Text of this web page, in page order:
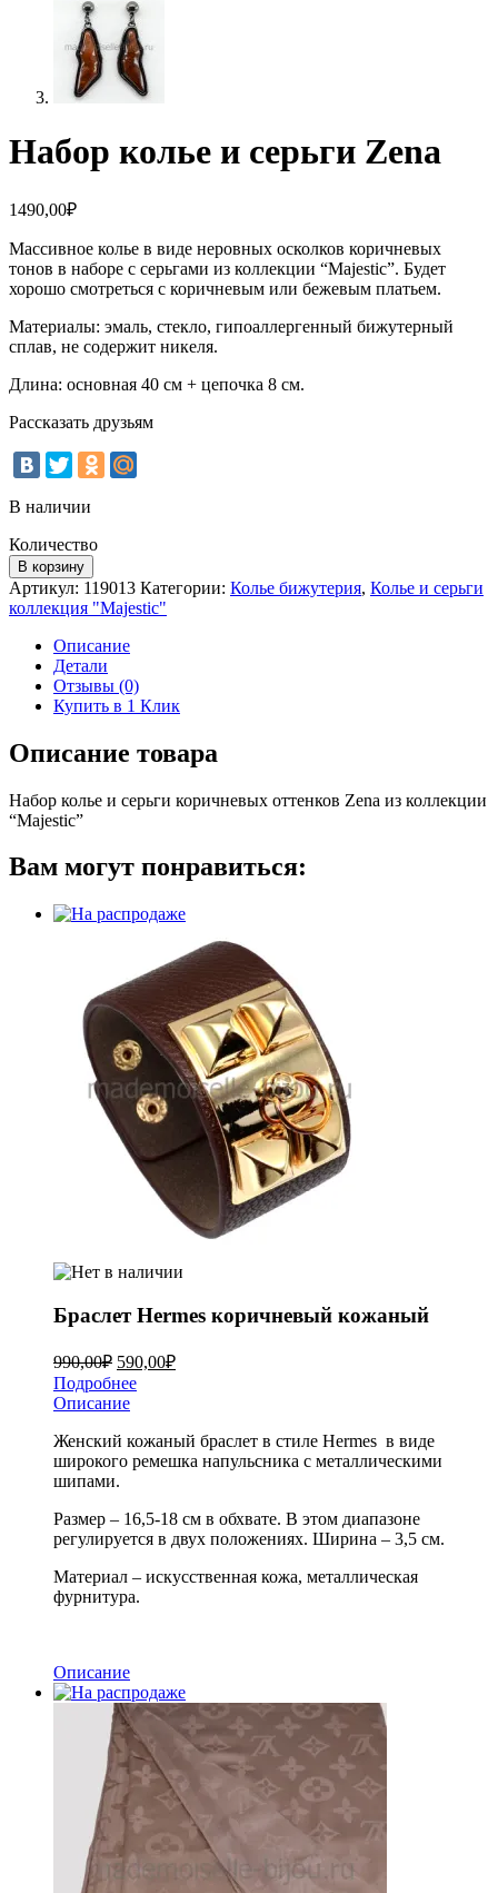
Набор колье и серьги Zena
1490,00₽
Массивное колье в виде неровных осколков коричневых
тонов в наборе с серьгами из коллекции “Majestic”. Будет
хорошо смотреться с коричневым или бежевым платьем.
Материалы: эмаль, стекло, гипоаллергенный бижутерный
сплав, не содержит никеля.
Длина: основная 40 см + цепочка 8 см.
Рассказать друзьям
В наличии
Количество
В корзину
Артикул: 119013 Категории: Колье бижутерия, Колье и серьги
коллекция "Majestic"
Описание
Детали
Отзывы (0)
Купить в 1 Клик
Описание товара
Набор колье и серьги коричневых оттенков Zena из коллекции
“Majestic”
Вам могут понравиться:
Браслет Hermes коричневый кожаный
990,00₽ 590,00₽
Подробнее
Описание
Женский кожаный браслет в стиле Hermes в виде
широкого ремешка напульсника с металлическими
шипами.
Размер – 16,5-18 см в обхвате. В этом диапазоне
регулируется в двух положениях. Ширина – 3,5 см.
Материал – искусственная кожа, металлическая
фурнитура.
Описание